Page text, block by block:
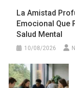
La Amistad
Emocional Que
Salud Mental
10/08/2026